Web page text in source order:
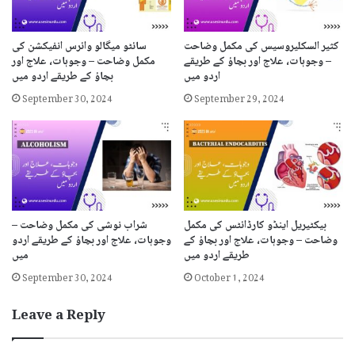
سائٹو میگالو وائرس انفیکشن کی
مکمل وضاحت – وجوہات، علاج اور
بچاؤ کے طریقے اردو میں
September 30, 2024
کثیر السکلیروسیس کی مکمل وضاحت
– وجوہات، علاج اور بچاؤ کے طریقے
اردو میں
September 29, 2024
شراب نوشی کی مکمل وضاحت –
وجوہات، علاج اور بچاؤ کے طریقے اردو
میں
September 30, 2024
بیکٹیریل اینڈو کارڈائٹس کی مکمل
وضاحت – وجوہات، علاج اور بچاؤ کے
طریقے اردو میں
October 1, 2024
Leave a Reply